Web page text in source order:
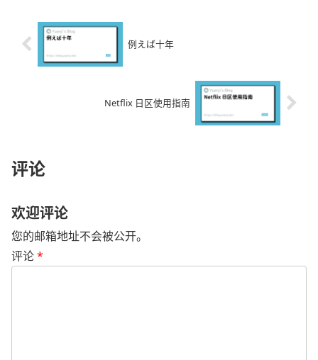
例えば十年
Netflix 日区使用指南
评论
欢迎评论
您的邮箱地址不会被公开。
评论*